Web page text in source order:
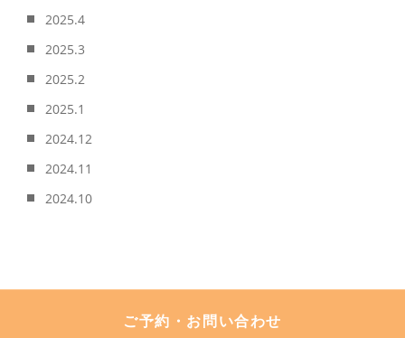
2025.4
2025.3
2025.2
2025.1
2024.12
2024.11
2024.10
ご予約・お問い合わせ